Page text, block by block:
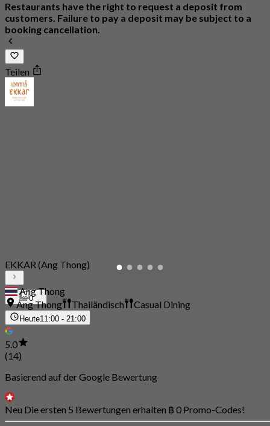
Restaurants have the right to request a deposit from
customers. Failure to pay a deposit may be subject to a
booking cancellation.
Teilen
0
EKKAR (Ang Thong)
Ang Thong
Ang Thong
Thailändisch Casual Dining
Heute11:00 - 21:00
5.0
(14)
Basierend auf der Google Bewertung
Neu Die ersten 5 Bewertungen erhalten ฿ 0 Promo-Codes!